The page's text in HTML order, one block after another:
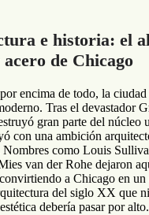
e historia: el
de Chicago
encima de todo, la
Tras el devastador
gran parte del núcleo
con una ambición
Nombres como Louis
van der Rohe dejaron
a Chicago en un
del siglo XX que
debería pasar por alto.